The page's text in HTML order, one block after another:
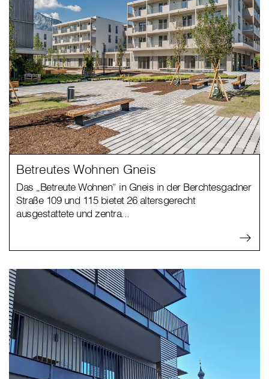
Betreutes Wohnen Gneis
Das „Betreute Wohnen“ in Gneis in der Berchtesgadner
Straße 109 und 115 bietet 26 altersgerecht
ausgestattete und zentra...